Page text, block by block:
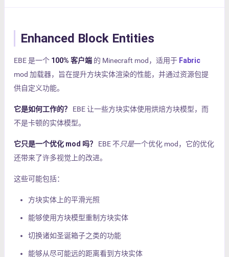
Enhanced Block Entities
EBE 是一个 100% 客户端 的 Minecraft mod，适用于 Fabric
mod 加载器，旨在提升方块实体渲染的性能，并通过资源包提
供自定义功能。
它是如何工作的？
EBE 让一些方块实体使用烘焙方块模型，而
不是卡顿的实体模型。
它只是一个优化 mod 吗？ EBE 不只是一个优化 mod，它的优化
还带来了许多视觉上的改进。
这些可能包括：
方块实体上的平滑光照
能够使用方块模型重制方块实体
切换诸如圣诞箱子之类的功能
能够从尽可能远的距离看到方块实体